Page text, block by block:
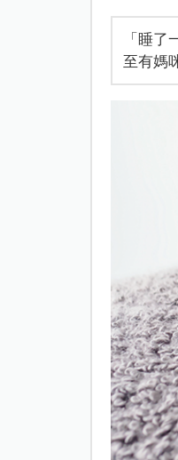
「睡
至有媽